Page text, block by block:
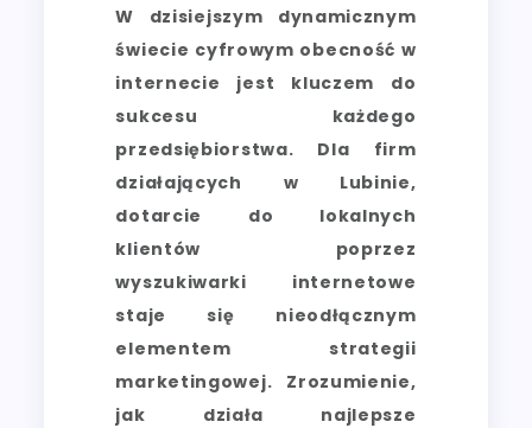
W dzisiejszym dynamicznym
świecie cyfrowym obecność w
internecie jest kluczem do
sukcesu każdego
przedsiębiorstwa. Dla firm
działających w Lubinie,
dotarcie do lokalnych
klientów poprzez
wyszukiwarki internetowe
staje się nieodłącznym
elementem strategii
marketingowej. Zrozumienie,
jak działa najlepsze